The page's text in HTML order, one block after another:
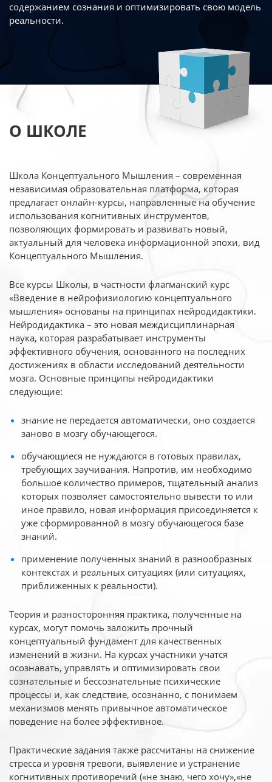
содержанием сознания и оптимизировать свою модель
реальности.
О ШКОЛЕ
Школа Концептуального Мышления – современная
независимая образовательная платформа, которая
предлагает онлайн-курсы, направленные на обучение
использования когнитивных инструментов,
позволяющих формировать и развивать новый,
актуальный для человека информационной эпохи, вид
Концептуального Мышления.
Все курсы Школы, в частности флагманский курс
«Введение в нейрофизиологию концептуального
мышления» основаны на принципах нейродидактики.
Нейродидактика – это новая междисциплинарная
наука, которая разрабатывает инструменты
эффективного обучения, основанного на последних
достижениях в области исследований деятельности
мозга. Основные принципы нейродидактики
следующие:
знание не передается автоматически, оно создается
заново в мозгу обучающегося.
обучающиеся не нуждаются в готовых правилах,
требующих заучивания. Напротив, им необходимо
большое количество примеров, тщательный анализ
которых позволяет самостоятельно вывести то или
иное правило, новая информация присоединяется к
уже сформированной в мозгу обучающегося базе
знаний.
применение полученных знаний в разнообразных
контекстах и реальных ситуациях (или ситуациях,
приближенных к реальности).
Теория и разносторонняя практика, полученные на
курсах, могут помочь заложить прочный
концептуальный фундамент для качественных
изменений в жизни. На курсах участники учатся
осознавать, управлять и оптимизировать свои
сознательные и бессознательные психические
процессы и, как следствие, осознанно, с понимаем
механизмов менять привычное автоматическое
поведение на более эффективное.
Практические задания также рассчитаны на снижение
стресса и уровня тревоги, выявление и устранение
когнитивных противоречий («не знаю, чего хочу»,«не